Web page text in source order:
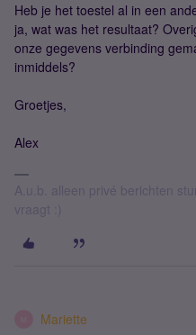
Heb je het toestel al in een
ja, wat was het resultaat?
onze gegevens verbinding
inmiddels?
Groetjes,
Alex
A.u.b. alleen privé berichten
vraagt :)
Mariette